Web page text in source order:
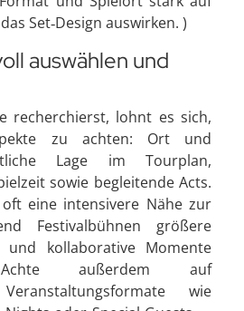
Set‑Design auswirken. )
auswählen und
recherchierst, lohnt es sich,
zu achten: Ort und
Lage im Tourplan,
sowie begleitende Acts.
eine intensivere Nähe zur
Festivalbühnen größere
und kollaborative Momente
Achte außerdem auf
wie